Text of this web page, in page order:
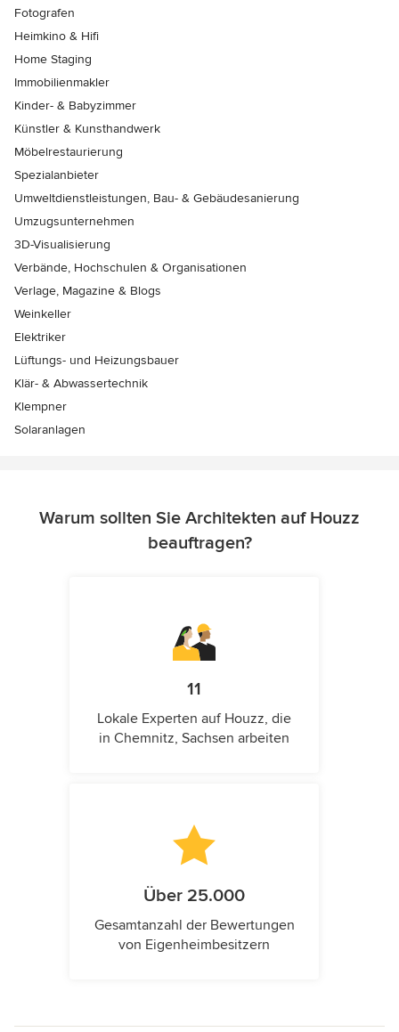
Fotografen
Heimkino & Hifi
Home Staging
Immobilienmakler
Kinder- & Babyzimmer
Künstler & Kunsthandwerk
Möbelrestaurierung
Spezialanbieter
Umweltdienstleistungen, Bau- & Gebäudesanierung
Umzugsunternehmen
3D-Visualisierung
Verbände, Hochschulen & Organisationen
Verlage, Magazine & Blogs
Weinkeller
Elektriker
Lüftungs- und Heizungsbauer
Klär- & Abwassertechnik
Klempner
Solaranlagen
Warum sollten Sie Architekten auf Houzz
beauftragen?
11
Lokale Experten auf Houzz, die
in Chemnitz, Sachsen arbeiten
Über 25.000
Gesamtanzahl der Bewertungen
von Eigenheimbesitzern